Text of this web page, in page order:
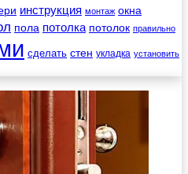
инструкция монтаж окна
пола потолка потолок правильно
сделать стен укладка установить